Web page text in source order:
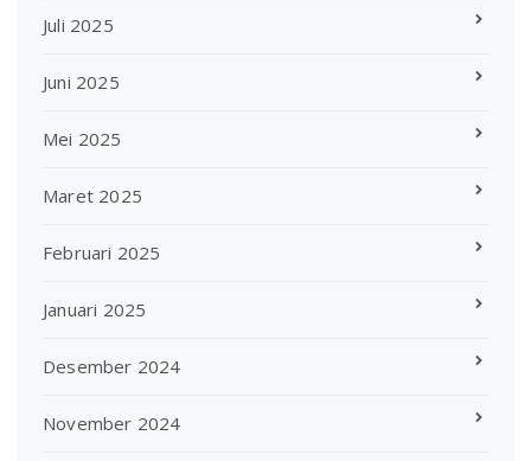
Juli 2025
Juni 2025
Mei 2025
Maret 2025
Februari 2025
Januari 2025
Desember 2024
November 2024